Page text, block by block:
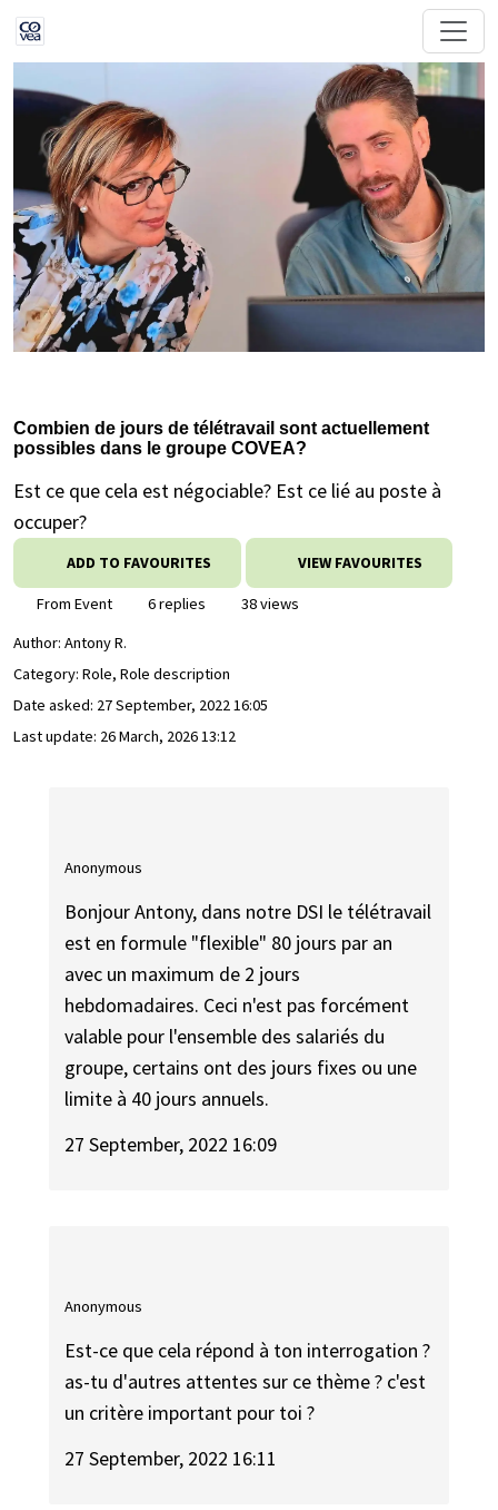
Combien de jours de télétravail sont actuellement
possibles dans le groupe COVEA?
Est ce que cela est négociable? Est ce lié au poste à
occuper?
ADD TO FAVOURITES VIEW FAVOURITES
From Event 6 replies
38 views
Author: Antony R.
Category: Role, Role description
Date asked: 27 September, 2022 16:05
Last update: 26 March, 2026 13:12
Anonymous
Bonjour Antony, dans notre DSI le télétravail
est en formule "flexible" 80 jours par an
avec un maximum de 2 jours
hebdomadaires. Ceci n'est pas forcément
valable pour l'ensemble des salariés du
groupe, certains ont des jours fixes ou une
limite à 40 jours annuels.
27 September, 2022 16:09
Anonymous
Est-ce que cela répond à ton interrogation ?
as-tu d'autres attentes sur ce thème ? c'est
un critère important pour toi ?
27 September, 2022 16:11